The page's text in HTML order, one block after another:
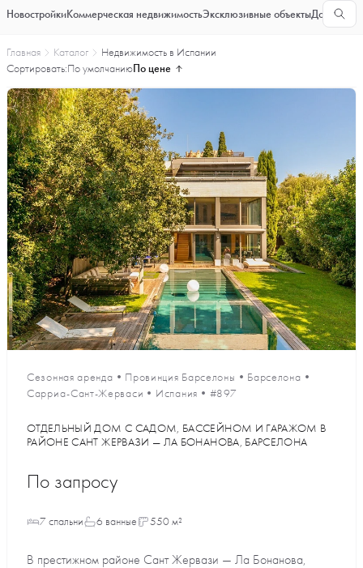
НовостройкиКоммерческая недвижимостьЭксклюзивные объекты
Главная Каталог
Недвижимость в Испании
Сортировать:По умолчаниюПо цене
Сезонная аренда • Провинция Барселоны • Барселона •
Сарриа-Сант-Жерваси • Испания • #897
ОТДЕЛЬНЫЙ ДОМ С САДОМ, БАССЕЙНОМ И ГАРАЖОМ В
РАЙОНЕ САНТ ЖЕРВАЗИ — ЛА БОНАНОВА, БАРСЕЛОНА
По запросу
7 спальни 6 ванные 550 м²
В престижном районе Сант Жервази — Ла Бонанова,